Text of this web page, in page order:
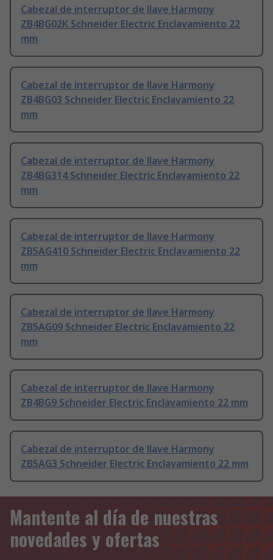
Cabezal de interruptor de llave Harmony
ZB4BG02K Schneider Electric Enclavamiento 22
mm
Cabezal de interruptor de llave Harmony
ZB4BG03 Schneider Electric Enclavamiento 22
mm
Cabezal de interruptor de llave Harmony
ZB4BG314 Schneider Electric Enclavamiento 22
mm
Cabezal de interruptor de llave Harmony
ZB5AG410 Schneider Electric Enclavamiento 22
mm
Cabezal de interruptor de llave Harmony
ZB5AG09 Schneider Electric Enclavamiento 22
mm
Cabezal de interruptor de llave Harmony
ZB4BG9 Schneider Electric Enclavamiento 22 mm
Cabezal de interruptor de llave Harmony
ZB5AG3 Schneider Electric Enclavamiento 22 mm
Mantente al día de nuestras
novedades y ofertas